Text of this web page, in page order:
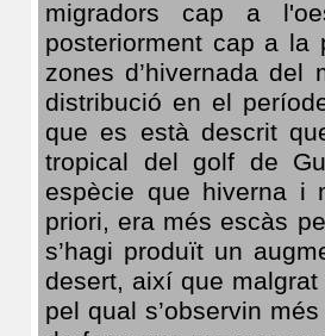
migradors cap a
posteriorment cap a la
zones d’hivernada
distribució en el
que es està descrit
tropical del golf de
espècie que hiverna i
priori, era més escàs
s’hagi produït un
desert, així que
pel qual s’observin